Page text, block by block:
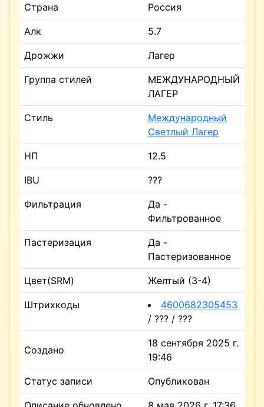
Страна Россия
Алк 5.7
Дрожжи Лагер
Группа стилей
МЕЖДУНАРОДНЫЙ
ЛАГЕР
Стиль
Международный
Светлый Лагер
НП 12.5
IBU ???
Фильтрация
Да -
Фильтрованное
Пастеризация
Да -
Пастеризованное
Цвет(SRM) Желтый (3-4)
Штрихкоды
4600682305453
/ ??? / ???
Создано
18 сентября 2025 г.
19:46
Статус записи Опубликован